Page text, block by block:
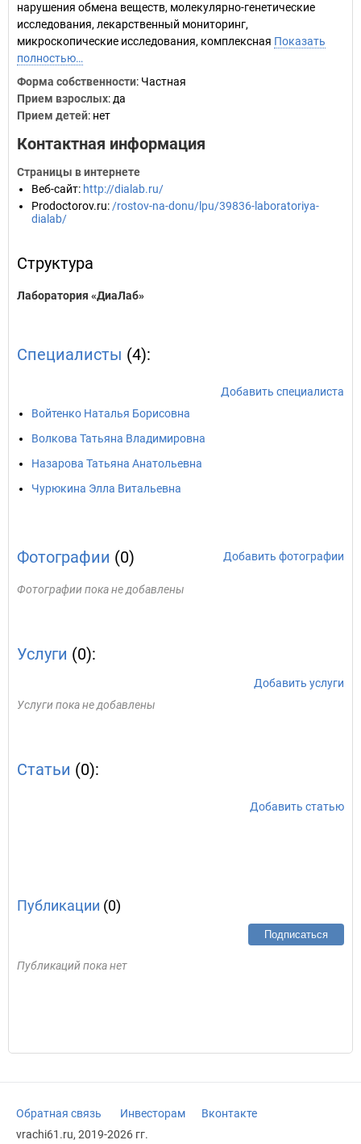
нарушения обмена веществ, молекулярно-генетические
исследования, лекарственный мониторинг,
микроскопические исследования, комплексная Показать
полностью…
Форма собственности: Частная
Прием взрослых: да
Прием детей: нет
Контактная информация
Страницы в интернете
Веб-сайт: http://dialab.ru/
Prodoctorov.ru: /rostov-na-donu/lpu/39836-laboratoriya-
dialab/
Структура
Лаборатория «ДиаЛаб»
Специалисты (4):
Добавить специалиста
Войтенко Наталья Борисовна
Волкова Татьяна Владимировна
Назарова Татьяна Анатольевна
Чурюкина Элла Витальевна
Фотографии (0) Добавить фотографии
Фотографии пока не добавлены
Услуги (0):
Добавить услуги
Услуги пока не добавлены
Статьи (0):
Добавить статью
Публикации (0)
Подписаться
Публикаций пока нет
Обратная связь Инвесторам
Вконтакте
vrachi61.ru, 2019-2026 гг.